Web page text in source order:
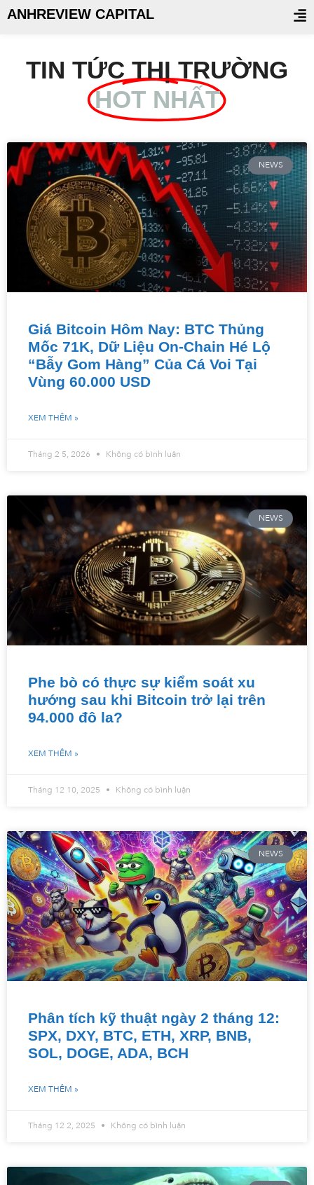
ANHREVIEW CAPITAL
TIN TỨC THỊ TRƯỜNG
HOT NHẤT
NEWS
Giá Bitcoin Hôm Nay: BTC Thủng
Mốc 71K, Dữ Liệu On-Chain Hé Lộ
“Bẫy Gom Hàng” Của Cá Voi Tại
Vùng 60.000 USD
XEM THÊM »
Tháng 2 5, 2026 Không có bình luận
NEWS
Phe bò có thực sự kiểm soát xu
hướng sau khi Bitcoin trở lại trên
94.000 đô la?
XEM THÊM »
Tháng 12 10, 2025 Không có bình luận
NEWS
Phân tích kỹ thuật ngày 2 tháng 12:
SPX, DXY, BTC, ETH, XRP, BNB,
SOL, DOGE, ADA, BCH
XEM THÊM »
Tháng 12 2, 2025 Không có bình luận